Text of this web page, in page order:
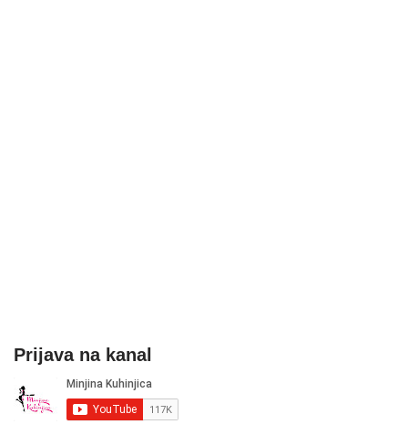
Prijava na kanal